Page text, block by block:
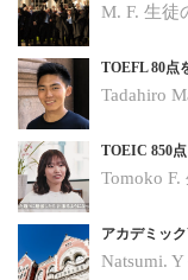
M. F. 生徒
TOEFL 80点
Tadahiro
TOEIC 850
Tomoko F.
アカデミッ
Natsumi. Y